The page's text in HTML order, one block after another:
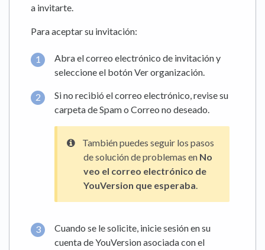
a invitarte.
Para aceptar su invitación:
Abra el correo electrónico de invitación y
seleccione el botón Ver organización.
Si no recibió el correo electrónico, revise su
carpeta de Spam o Correo no deseado.
También puedes seguir los pasos
de solución de problemas en No
veo el correo electrónico de
YouVersion que esperaba.
Cuando se le solicite, inicie sesión en su
cuenta de YouVersion asociada con el